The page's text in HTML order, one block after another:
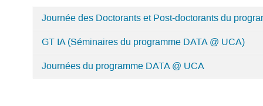
dans
Fédération
Data4IA@Clermont
Journée des Doctorants et Post-doctorants du
GT IA (Séminaires du programme DATA @ UCA)
Journées du programme DATA @ UCA